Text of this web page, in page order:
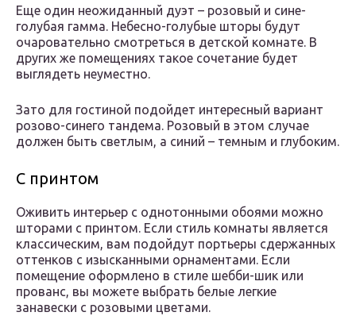
Еще один неожиданный дуэт – розовый и сине-
голубая гамма. Небесно-голубые шторы будут
очаровательно смотреться в детской комнате. В
других же помещениях такое сочетание будет
выглядеть неуместно.
Зато для гостиной подойдет интересный вариант
розово-синего тандема. Розовый в этом случае
должен быть светлым, а синий – темным и глубоким.
С принтом
Оживить интерьер с однотонными обоями можно
шторами с принтом. Если стиль комнаты является
классическим, вам подойдут портьеры сдержанных
оттенков с изысканными орнаментами. Если
помещение оформлено в стиле шебби-шик или
прованс, вы можете выбрать белые легкие
занавески с розовыми цветами.